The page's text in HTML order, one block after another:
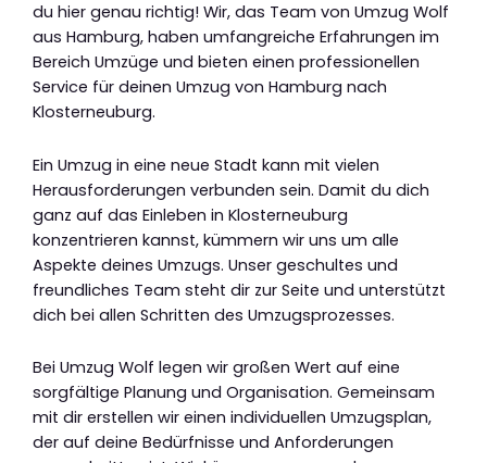
du hier genau richtig! Wir, das Team von Umzug Wolf
aus Hamburg, haben umfangreiche Erfahrungen im
Bereich Umzüge und bieten einen professionellen
Service für deinen Umzug von Hamburg nach
Klosterneuburg.
Ein Umzug in eine neue Stadt kann mit vielen
Herausforderungen verbunden sein. Damit du dich
ganz auf das Einleben in Klosterneuburg
konzentrieren kannst, kümmern wir uns um alle
Aspekte deines Umzugs. Unser geschultes und
freundliches Team steht dir zur Seite und unterstützt
dich bei allen Schritten des Umzugsprozesses.
Bei Umzug Wolf legen wir großen Wert auf eine
sorgfältige Planung und Organisation. Gemeinsam
mit dir erstellen wir einen individuellen Umzugsplan,
der auf deine Bedürfnisse und Anforderungen